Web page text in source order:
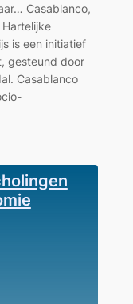
Casablanco,
is een initiatief
gesteund door
Casablanco